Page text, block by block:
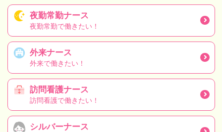
夜勤常勤ナース
夜勤常勤で働きたい！
外来ナース
外来で働きたい！
訪問看護ナース
訪問看護で働きたい！
シルバーナース